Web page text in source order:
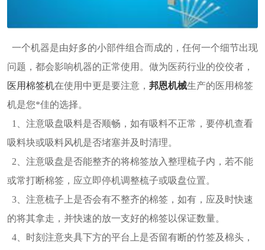
一个机器是由好多的小部件组合而成的，任何一个细节出现
问题，都会影响机器的正常使用。做为医药行业的佼佼者，
医用棉签机在使用中更是要注意， 邦恩机械生产的医用棉签
机是您*佳的选择。
1、注意吸盘吸料是否顺畅，如有吸料不正常，要停机查看
吸料块或吸料风机是否堵塞并及时清理。
2、注意吸盘是否能整齐的将棉签放入整理梳子内，若不能
或常打断棉签，应立即停机调整梳子或吸盘位置。
3、注意梳子上是否会有不整齐的棉签，如有，应及时快速
的将其拿走，并快速的放一支好的棉签以保证数量。
4、时刻注意夹具下方的平台上是否留有断的竹签及棉头，